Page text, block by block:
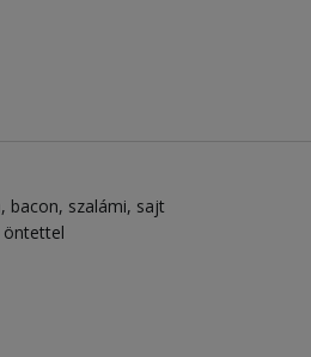
bacon szalámi sajt
öntettel